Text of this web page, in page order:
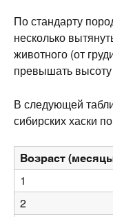
По стандарту
несколько
животного (от
превышать
В следующей
сибирских хаски
Возраст
1
2